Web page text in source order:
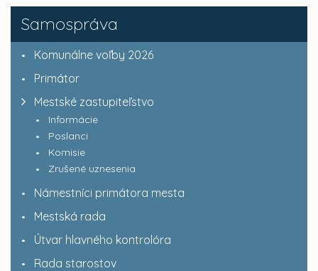
Samospráva
Komunálne voľby 2026
Primátor
Mestské zastupiteľstvo
Informácie
Poslanci
Komisie
Zrušené uznesenia
Námestníci primátora mesta
Mestská rada
Útvar hlavného kontrolóra
Rada starostov